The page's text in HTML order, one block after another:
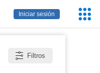
Iniciar sesión
Filtros